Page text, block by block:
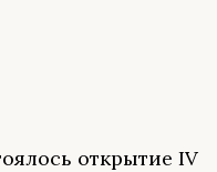
открытие IV